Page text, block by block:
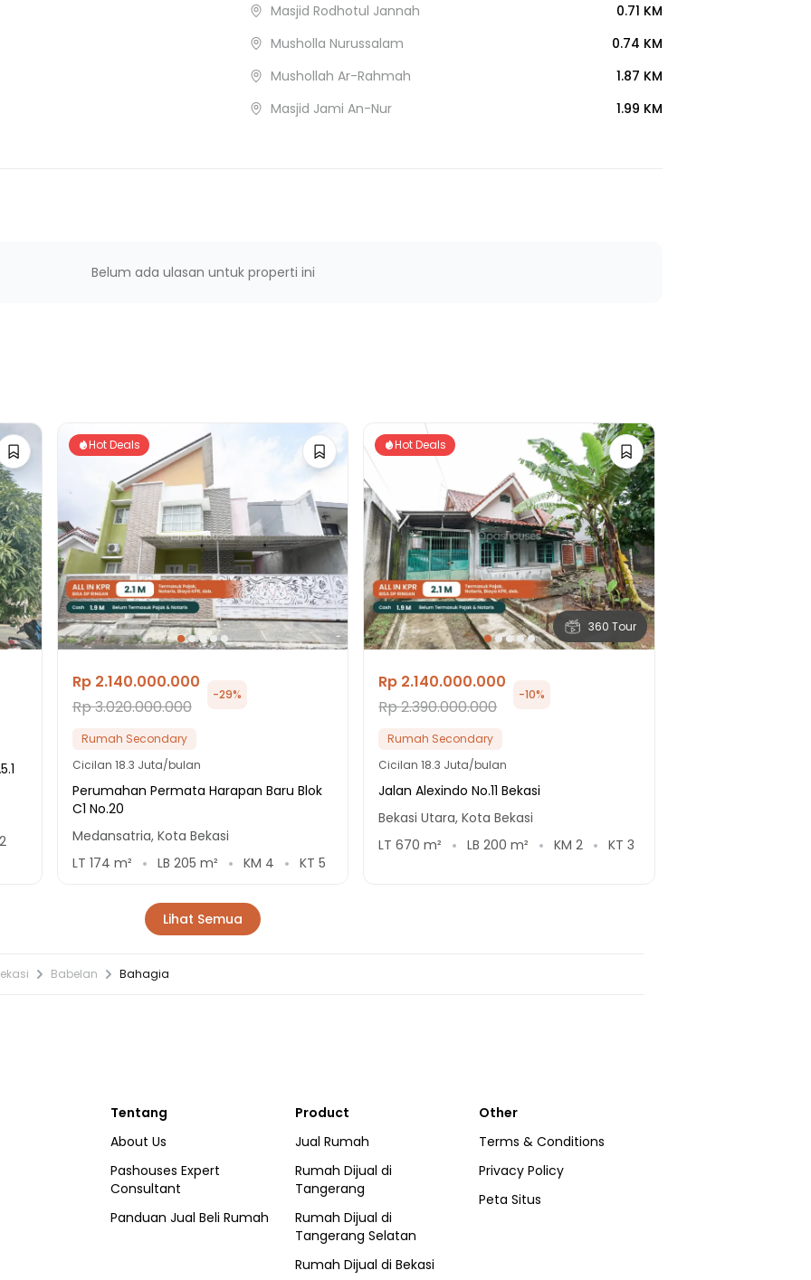
Masjid Rodhotul Jannah
0.71 KM
Musholla Nurussalam
0.74 KM
Mushollah Ar-Rahmah
1.87 KM
Masjid Jami An-Nur
1.99 KM
Belum ada ulasan untuk properti ini
2
Hot Deals
Rp 2.140.000.000
Rp 3.020.000.000
-29%
Rumah Secondary
Cicilan 18.3 Juta/bulan
Perumahan Permata Harapan Baru Blok
C1 No.20
Medansatria, Kota Bekasi
LT 174 m² LB 205 m² KM 4 KT 5
360 Tour
Hot Deals
Rp 2.140.000.000
Rp 2.390.000.000
-10%
Rumah Secondary
Cicilan18.3 Juta/bulan
Jalan Alexindo No.11 Bekasi
Bekasi Utara, Kota Bekasi
LT670 m² LB200 m² KM2 KT3
Lihat Semua
Babelan Bahagia
Tentang
About Us
Pashouses Expert
Consultant
Panduan Jual Beli Rumah
Product
Jual Rumah
Rumah Dijual di
Tangerang
Rumah Dijual di
Tangerang Selatan
Rumah Dijual di Bekasi
Other
Terms & Conditions
Privacy Policy
Peta Situs